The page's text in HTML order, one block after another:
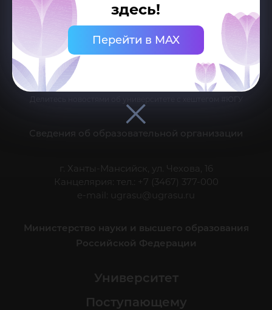
здесь!
Перейти в MAX
Сведения об образовательной организации
г. Ханты-Мансийск, ул. Чехова, 16
Канцелярия: тел.: +7 (3467) 377-000
e-mail:
ugrasu@ugrasu.ru
Министерство науки и высшего образования
Российской Федерации
Университет
Поступающему